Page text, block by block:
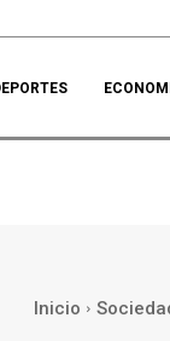
Inicio